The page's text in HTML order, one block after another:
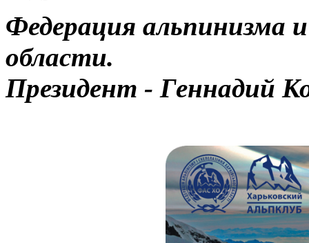
Федерация альпинизма
области.
Президент - Геннадий